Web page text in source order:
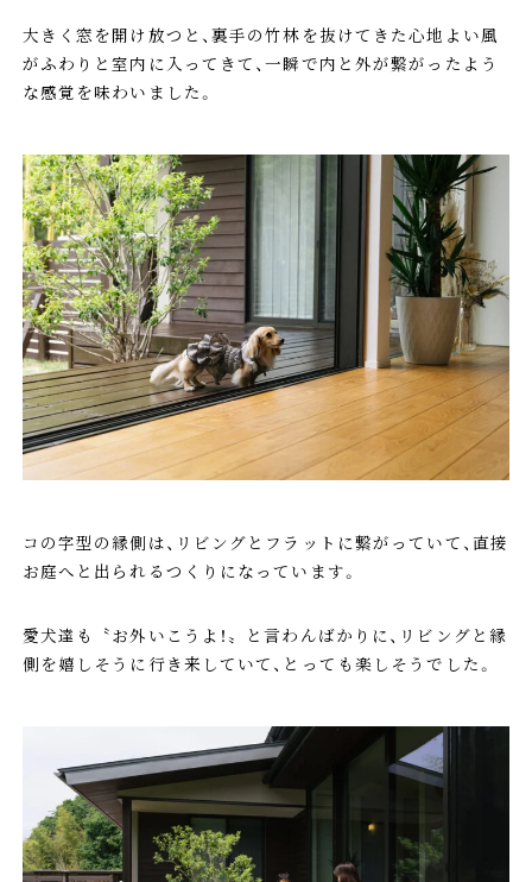
大きく窓を開け放つと、裏手の竹林を抜けてきた心地よい風
がふわりと室内に入ってきて、一瞬で内と外が繋がったよう
な感覚を味わいました。
コの字型の縁側は、リビングとフラットに繋がっていて、直接
お庭へと出られるつくりになっています。
愛犬達も〝お外いこうよ！〟と言わんばかりに、リビングと縁
側を嬉しそうに行き来していて、とっても楽しそうでした。